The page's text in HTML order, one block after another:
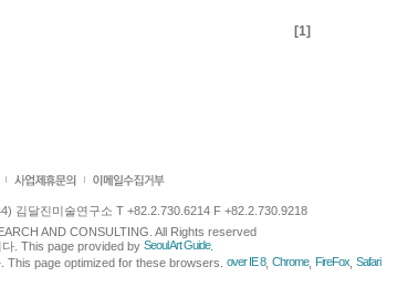
[1]
김달진미술연구소 T +82.2.730.6214 F +82.2.730.9218
AND CONSULTING. All Rights reserved
. This page provided by Seoul Art Guide.
page optimized for these browsers. over IE 8, Chrome, FireFox Safari